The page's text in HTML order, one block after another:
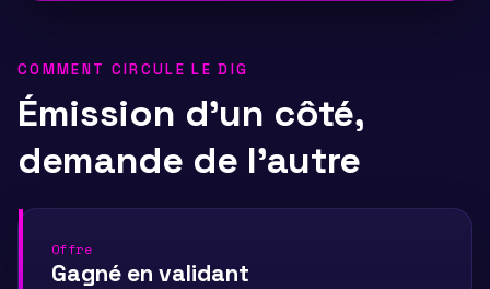
COMMENT CIRCULE LE DIG
Émission d'un côté,
demande de l'autre
Offre
Gagné en validant